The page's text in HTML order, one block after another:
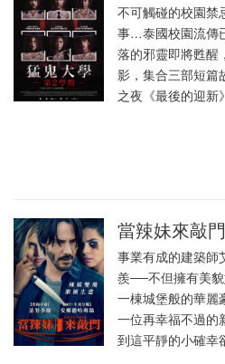
不可觸碰的校園禁
事…泰國校園流傳
落的邪靈即將甦醒
影，集合三部短篇
之夜《最後的迎新
當辣妹來敲門
事業有成的建築師
羨──不但擁有美
一棟城堡般的華麗
一位再幸福不過的
到這平靜的小確